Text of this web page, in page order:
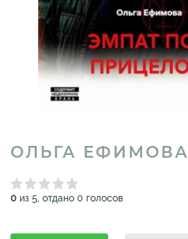
ОЛЬГА ЕФИМОВА
0 из 5, отдано 0 голосов